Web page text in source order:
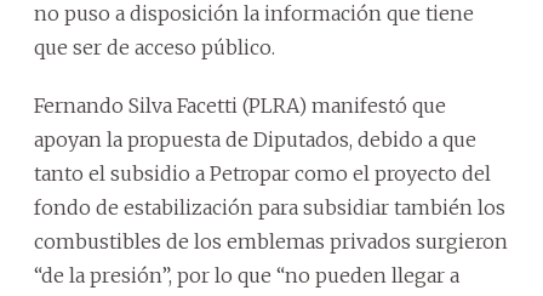
no puso a disposición la información que tiene
que ser de acceso público.
Fernando Silva Facetti (PLRA) manifestó que
apoyan la propuesta de Diputados, debido a que
tanto el subsidio a Petropar como el proyecto del
fondo de estabilización para subsidiar también los
combustibles de los emblemas privados surgieron
“de la presión”, por lo que “no pueden llegar a